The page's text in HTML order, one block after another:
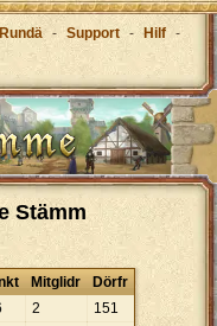
- Support - Hilf -
Stämm
Mitglidr
Dörfr
2
151